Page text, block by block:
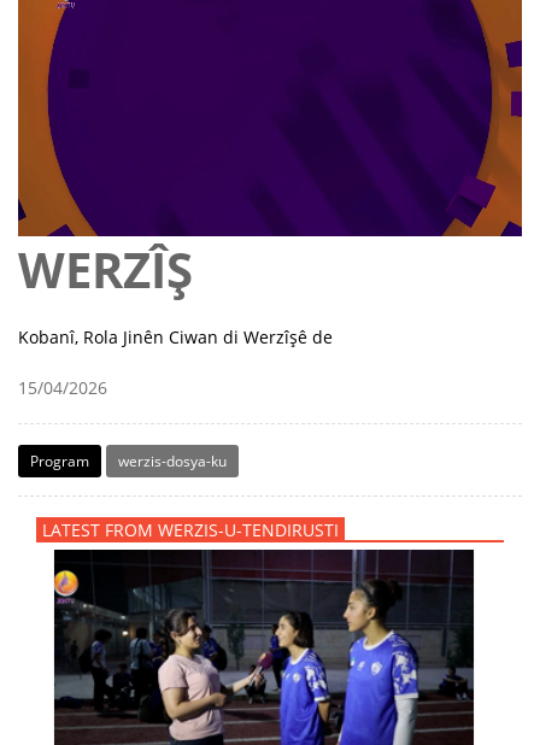
WERZÎŞ
Kobanî, Rola Jinên Ciwan di Werzîşê de
15/04/2026
Program werzis-dosya-ku
LATEST FROM WERZIS-U-TENDIRUSTI